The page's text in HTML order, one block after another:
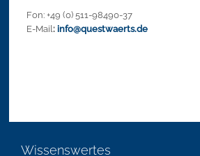
Fon: +49 (0) 511-98490-37
E-Mail : info@questwaerts.de
Wissenswertes